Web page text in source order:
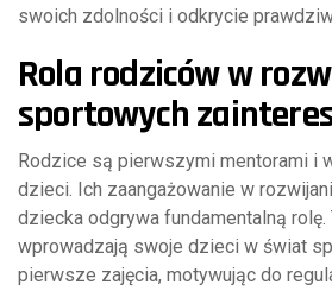
swoich zdolności i odkrycie
Rola rodziców w
sportowych
Rodzice są pierwszymi mentorami i
dzieci. Ich zaangażowanie w
dziecka odgrywa fundamentalną rolę.
wprowadzają swoje dzieci w świat
pierwsze zajęcia, motywując do